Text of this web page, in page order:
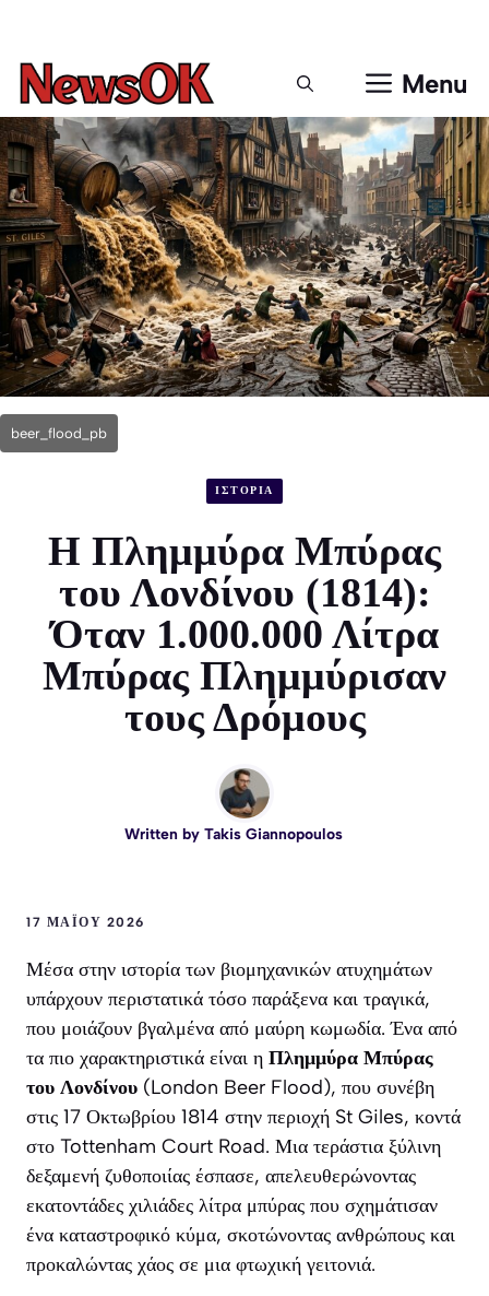
περιεχόμενο
Menu
beer_flood_pb
ΙΣΤΟΡΙΑ
Η Πλημμύρα Μπύρας
του Λονδίνου (1814):
Όταν 1.000.000 Λίτρα
Μπύρας Πλημμύρισαν
τους Δρόμους
Written by Takis Giannopoulos
17 ΜΑΪ́ΟΥ 2026
Μέσα στην ιστορία των βιομηχανικών ατυχημάτων
υπάρχουν περιστατικά τόσο παράξενα και τραγικά,
που μοιάζουν βγαλμένα από μαύρη κωμωδία. Ένα από
τα πιο χαρακτηριστικά είναι η Πλημμύρα Μπύρας
του Λονδίνου (London Beer Flood), που συνέβη
στις 17 Οκτωβρίου 1814 στην περιοχή St Giles, κοντά
στο Tottenham Court Road. Μια τεράστια ξύλινη
δεξαμενή ζυθοποιίας έσπασε, απελευθερώνοντας
εκατοντάδες χιλιάδες λίτρα μπύρας που σχημάτισαν
ένα καταστροφικό κύμα, σκοτώνοντας ανθρώπους και
προκαλώντας χάος σε μια φτωχική γειτονιά.